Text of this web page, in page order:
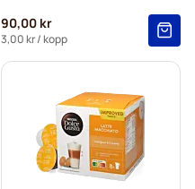
90,00 kr
3,00 kr/ kopp